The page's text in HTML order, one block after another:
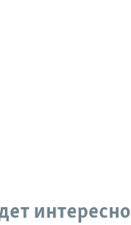
интересно